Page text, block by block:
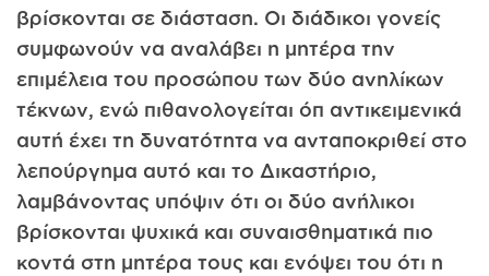
βρίσκονται σε διάσταση. Οι διάδικοι γονείς
συμφωνούν να αναλάβει η μητέρα την
επιμέλεια του προσώπου των δύο ανηλίκων
τέκνων, ενώ πιθανολογείται όπ αντικειμενικά
αυτή έχει τη δυνατότητα να ανταποκριθεί στο
λεπούργημα αυτό και το Δικαστήριο,
λαμβάνοντας υπόψιν ότι οι δύο ανήλικοι
βρίσκονται ψυχικά και συναισθηματικά πιο
κοντά στη μητέρα τους και ενόψει του ότι η